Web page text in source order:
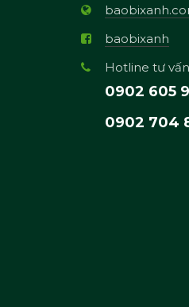
baobixanh
Hotline tư
0902 605
0902 704